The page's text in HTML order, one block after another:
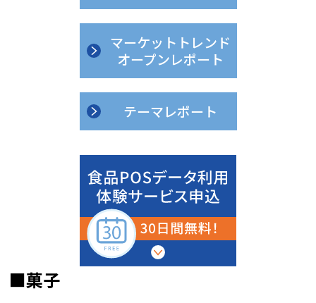
マーケットトレンド
オープンレポート
テーマレポート
■菓子